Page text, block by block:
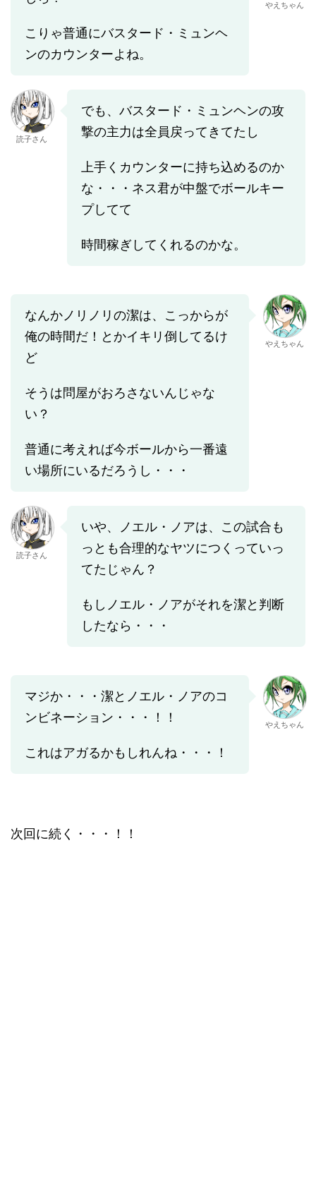
こりゃ普通にバスタード・ミュンヘ
ンのカウンターよね。
やえちゃん
読子さん
でも、バスタード・ミュンヘンの攻
撃の主力は全員戻ってきてたし
上手くカウンターに持ち込めるのか
な・・・ネス君が中盤でボールキー
プしてて
時間稼ぎしてくれるのかな。
なんかノリノリの潔は、こっからが
俺の時間だ！とかイキリ倒してるけ
ど
そうは問屋がおろさないんじゃな
い？
普通に考えれば今ボールから一番遠
い場所にいるだろうし・・・
やえちゃん
読子さん
いや、ノエル・ノアは、この試合も
っとも合理的なヤツにつくっていっ
てたじゃん？
もしノエル・ノアがそれを潔と判断
したなら・・・
マジか・・・潔とノエル・ノアのコ
ンビネーション・・・！！
これはアガるかもしれんね・・・！
やえちゃん
次回に続く・・・！！